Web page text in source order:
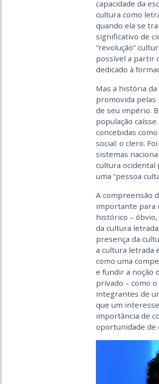
capacidade da
cultura como
quando ela se
significativo de
“revolução”
possível a partir
dedicado à
Mas a história
promovida pelas
de seu império.
população
concebidas
social: o clero.
sistemas
cultura ocidental
uma “pessoa
A compreensão
importante para
histórico –
da cultura
presença da
a cultura letrada
como uma
e fundir a noção
privado – como
integrantes de
que um
importância de
oportunidade de